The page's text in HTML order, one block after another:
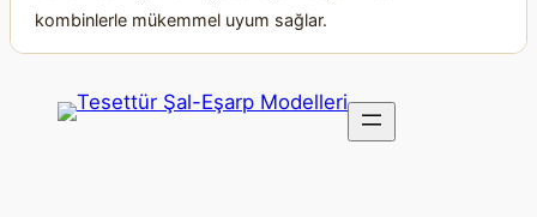
kombinlerle mükemmel uyum sağlar.